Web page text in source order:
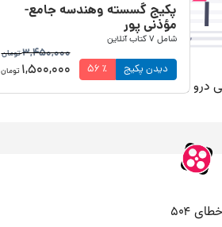
پکیج گسسته وهندسه جامع-
مؤذنی پور
شامل 7کتاب آنلاین
56 ٪ دیدن پکیج
3,450,000تومان
1,500,000 تومان